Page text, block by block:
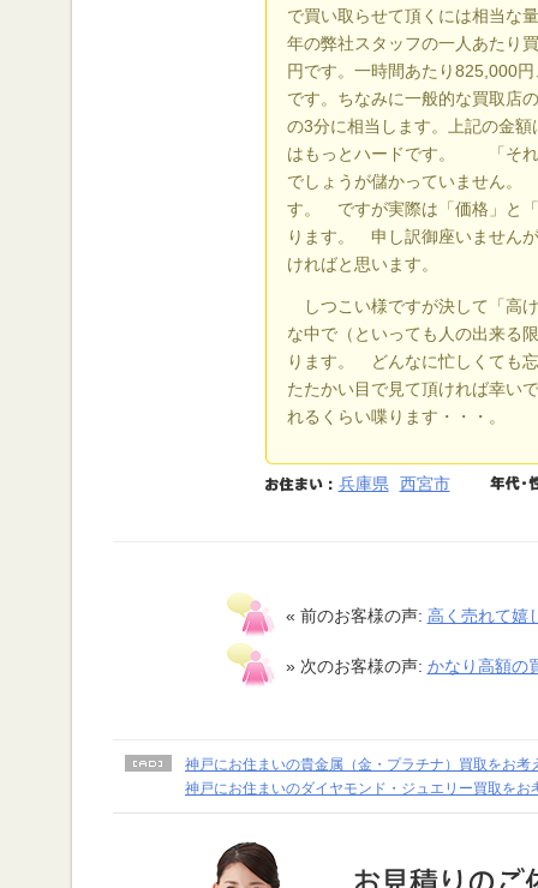
で買い取らせて頂くには相当な
年の弊社スタッフの一人あたり
円です。一時間あたり825,000
です。ちなみに一般的な買取店
の3分に相当します。上記の金
はもっとハードです。 「それ
でしょうが儲かっていません。
す。 ですが実際は「価格」と
ります。 申し訳御座いません
ければと思います。
しつこい様ですが決して「高
な中で（といっても人の出来る
ります。 どんなに忙しくても
たたかい目で見て頂ければ幸い
れるくらい喋ります・・・。
兵庫県 西宮市
« 前のお客様の声: 高く売れて嬉
» 次のお客様の声: かなり高額の
神戸にお住まいの貴金属（金・プラチナ）買取をお考
神戸にお住まいのダイヤモンド・ジュエリー買取をお